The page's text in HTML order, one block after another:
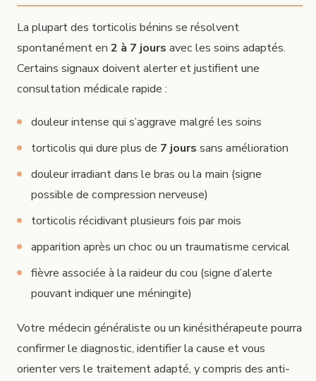
La plupart des torticolis bénins se résolvent
spontanément en 2 à 7 jours avec les soins adaptés.
Certains signaux doivent alerter et justifient une
consultation médicale rapide :
douleur intense qui s’aggrave malgré les soins
torticolis qui dure plus de 7 jours sans amélioration
douleur irradiant dans le bras ou la main (signe
possible de compression nerveuse)
torticolis récidivant plusieurs fois par mois
apparition après un choc ou un traumatisme cervical
fièvre associée à la raideur du cou (signe d’alerte
pouvant indiquer une méningite)
Votre médecin généraliste ou un kinésithérapeute pourra
confirmer le diagnostic, identifier la cause et vous
orienter vers le traitement adapté, y compris des anti-